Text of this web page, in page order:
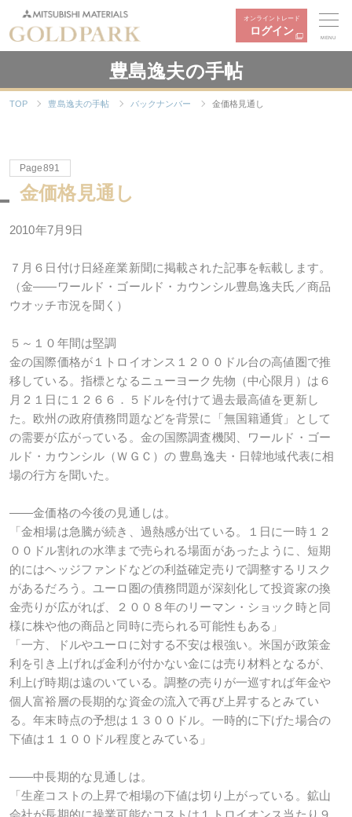
オンライントレード
ログイン
MENU
豊島逸夫の手帖
TOP 豊島逸夫の手帖 バックナンバー 金価格見通し
Page891
金価格見通し
2010年7月9日
７月６日付け日経産業新聞に掲載された記事を転載します。
（金――ワールド・ゴールド・カウンシル豊島逸夫氏／商品
ウオッチ市況を聞く）
５～１０年間は堅調
金の国際価格が１トロイオンス１２００ドル台の高値圏で推
移している。指標となるニューヨーク先物（中心限月）は６
月２１日に１２６６．５ドルを付けて過去最高値を更新し
た。欧州の政府債務問題などを背景に「無国籍通貨」として
の需要が広がっている。金の国際調査機関、ワールド・ゴー
ルド・カウンシル（ＷＧＣ）の 豊島逸夫・日韓地域代表に相
場の行方を聞いた。
――金価格の今後の見通しは。
「金相場は急騰が続き、過熱感が出ている。１日に一時１２
００ドル割れの水準まで売られる場面があったように、短期
的にはヘッジファンドなどの利益確定売りで調整するリスク
があるだろう。ユーロ圏の債務問題が深刻化して投資家の換
金売りが広がれば、２００８年のリーマン・ショック時と同
様に株や他の商品と同時に売られる可能性もある」
「一方、ドルやユーロに対する不安は根強い。米国が政策金
利を引き上げれば金利が付かない金には売り材料となるが、
利上げ時期は遠のいている。調整の売りが一巡すれば年金や
個人富裕層の長期的な資金の流入で再び上昇するとみてい
る。年末時点の予想は１３００ドル。一時的に下げた場合の
下値は１１００ドル程度とみている」
――中長期的な見通しは。
「生産コストの上昇で相場の下値は切り上がっている。鉱山
会社が長期的に操業可能なコストは１トロイオンス当たり９